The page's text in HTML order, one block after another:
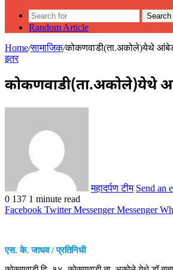
Search
Random Article
Home/सामाजिक/कोकणवाडी(ता.अकोले)येथे
इतर
कोकणवाडी(ता.अकोले)येथे
महादर्पण टीम Send an
0 137 1 minute read
Facebook Twitter Messenger Messenger
एस. के. जाधव / प्रतिनिधी